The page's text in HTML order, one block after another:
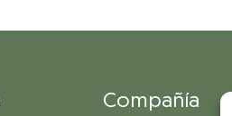
Compañía